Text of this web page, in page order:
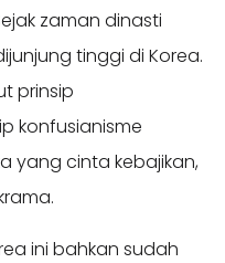
zaman dinasti
tinggi di Korea.
prinsip
konfusianisme
yang cinta kebajikan,
ini bahkan sudah